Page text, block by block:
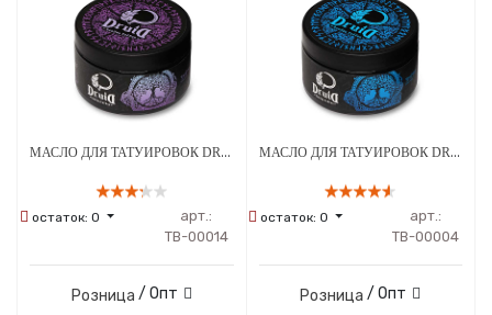
МАСЛО ДЛЯ ТАТУИРОВОК DRUID - SPRING SERIES МЕНТОЛ 250 МЛ
остаток: 0
арт.:
ТВ-00014
Розница / Опт
МАСЛО ДЛЯ ТАТУИРОВОК DRUID - WINTER SERIES КОКА-КОЛА 250 МЛ
остаток:0
арт.:
ТВ-00004
Розница / Опт